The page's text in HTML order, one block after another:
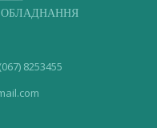
8253455